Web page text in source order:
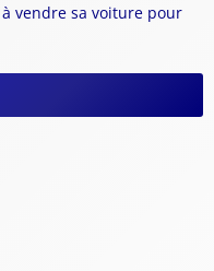
vendre sa voiture pour